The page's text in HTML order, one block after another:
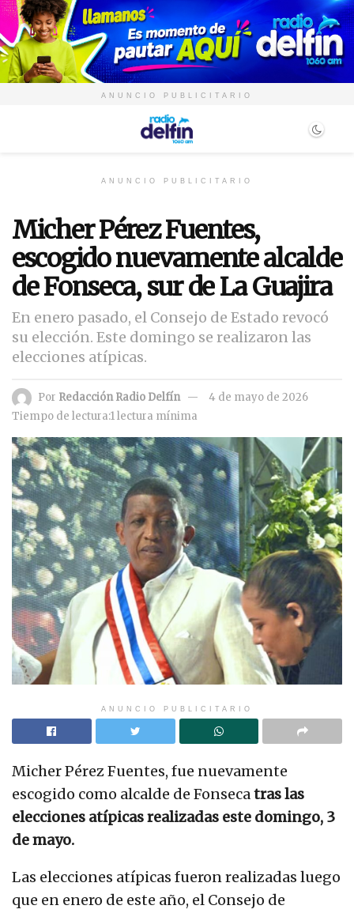
ANUNCIO PUBLICITARIO
ANUNCIO PUBLICITARIO
Micher Pérez Fuentes,
escogido nuevamente alcalde
de Fonseca, sur de La Guajira
En enero pasado, el Consejo de Estado revocó
su elección. Este domingo se realizaron las
elecciones atípicas.
Por Redacción Radio Delfín
4 de mayo de 2026
Tiempo de lectura:1 lectura mínima
ANUNCIO PUBLICITARIO
Micher Pérez Fuentes, fue nuevamente
escogido como alcalde de Fonsecatras las
elecciones atípicas realizadas este domingo, 3
de mayo.
Las elecciones atípicas fueron realizadas luego
que en enero de este año, el Consejo de